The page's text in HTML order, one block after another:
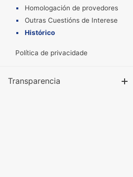
Homologación de provedores
Outras Cuestións de Interese
Histórico
Política de privacidade
Transparencia